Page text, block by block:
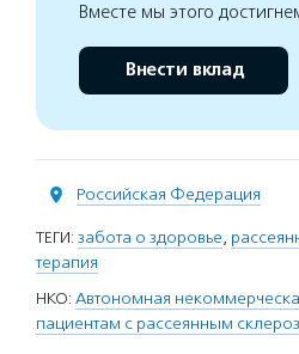
Вместе мы этого
Внести вклад
Российская Федерация
ТЕГИ: забота о здоровье,
терапия
НКО: Автономная
пациентам с рассеянным